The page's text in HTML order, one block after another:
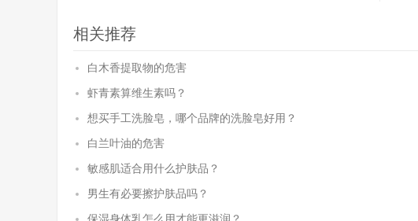
相关推荐
白木香提取物的危害
虾青素算维生素吗？
想买手工洗脸皂，哪个品牌的洗脸皂好用？
白兰叶油的危害
敏感肌适合用什么护肤品？
男生有必要擦护肤品吗？